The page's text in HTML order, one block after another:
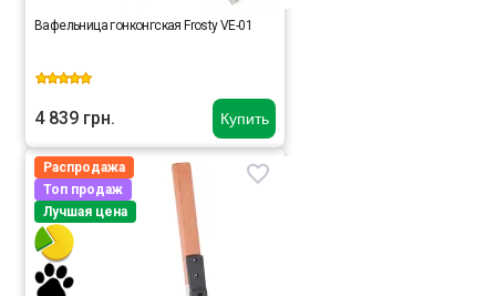
Купить
Вафельница гонконгская Frosty VE-01
4 839 грн.
Распродажа
Топ продаж
Лучшая цена